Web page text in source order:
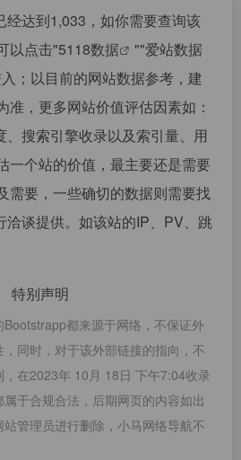
经达到1,033，如你需要查询该
以点击"5118数据 ""爱站数据
；以目前的网站数据参考，建
准，更多网站价值评估因素如：
、搜索引擎收录以及索引量、用
一个站的价值，最主要还是需要
需要，一些确切的数据则需要找
洽谈提供。如该站的IP、PV、跳
特别声明
都来源于网络，不保证外
同时，对于该外部链接的指向，不
在2023年 10月 18日 下午7:04收录
于合规合法，后期网页的内容如出
管理员进行删除，小马网络导航不